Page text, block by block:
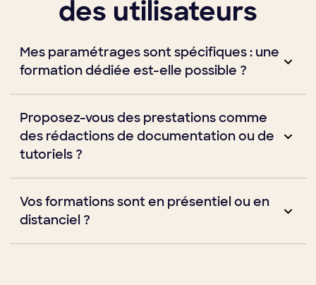
des utilisateurs
Mes paramétrages sont spécifiques : une
formation dédiée est-elle possible ?
à votre structure et son organisation. Nos formations sont
aussi uniques et s’adaptent à vos process pour former vos
utilisateurs au plus près de leurs usages.
Proposez-vous des prestations comme
des rédactions de documentation ou de
tutoriels ?
nos formateurs et de nos chefs de projet dans
l’accompagnement de vos équipes. Support de formation
tutoriels… nous pouvons vous proposer des prestations
Vos formations sont en présentiel ou en
distanciel ?